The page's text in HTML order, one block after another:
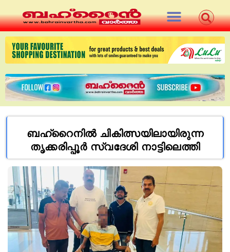
ബഹ്‌റൈനില്‍ ചികിത്സയിലായിരുന്ന
തൃക്കരിപ്പൂര്‍ സ്വദേശി നാട്ടിലെത്തി